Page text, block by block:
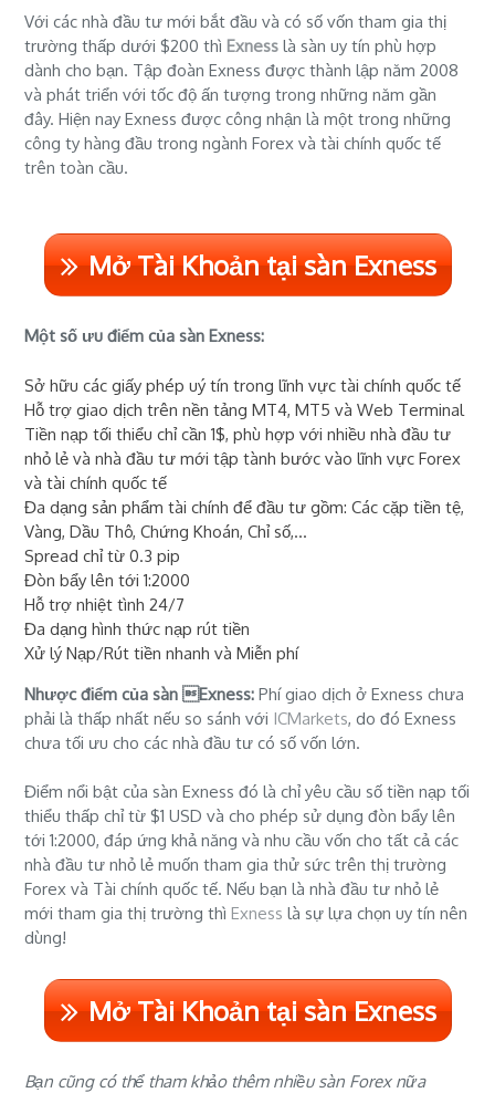
Với các nhà đầu tư mới bắt đầu và có số vốn tham gia thị
trường thấp dưới $200 thìExness là sàn uy tín phù hợp
dành cho bạn. Tập đoàn Exness được thành lập năm 2008
và phát triển với tốc độ ấn tượng trong những năm gần
đây. Hiện nay Exness được công nhận là một trong những
công ty hàng đầu trong ngành Forex và tài chính quốc tế
trên toàn cầu.
Mở Tài Khoản tại sàn Exness
Một số ưu điểm của sàn Exness:
Sở hữu các giấy phép uý tín trong lĩnh vực tài chính quốc tế
Hỗ trợ giao dịch trên nền tảng MT4, MT5 và Web Terminal
Tiền nạp tối thiểu chỉ cần 1$, phù hợp với nhiều nhà đầu tư
nhỏ lẻ và nhà đầu tư mới tập tành bước vào lĩnh vực Forex
và tài chính quốc tế
Đa dạng sản phẩm tài chính để đầu tư gồm: Các cặp tiền tệ,
Vàng, Dầu Thô, Chứng Khoán, Chỉ số,...
Spread chỉ từ 0.3 pip
Đòn bẩy lên tới 1:2000
Hỗ trợ nhiệt tình 24/7
Đa dạng hình thức nạp rút tiền
Xử lý Nạp/Rút tiền nhanh và Miễn phí
Nhược điểm của sàn Exness: Phí giao dịch ở Exness chưa
phải là thấp nhất nếu so sánh với ICMarkets, do đó Exness
chưa tối ưu cho các nhà đầu tư có số vốn lớn.
Điểm nổi bật của sàn Exness đó là chỉ yêu cầu số tiền nạp tối
thiểu thấp chỉ từ $1 USD và cho phép sử dụng đòn bẩy lên
tới 1:2000, đáp ứng khả năng và nhu cầu vốn cho tất cả các
nhà đầu tư nhỏ lẻ muốn tham gia thử sức trên thị trường
Forex và Tài chính quốc tế. Nếu bạn là nhà đầu tư nhỏ lẻ
mới tham gia thị trường thìExness là sự lựa chọn uy tín nên
dùng!
Mở Tài Khoản tại sàn Exness
Bạn cũng có thể tham khảo thêm nhiều sàn Forex nữa